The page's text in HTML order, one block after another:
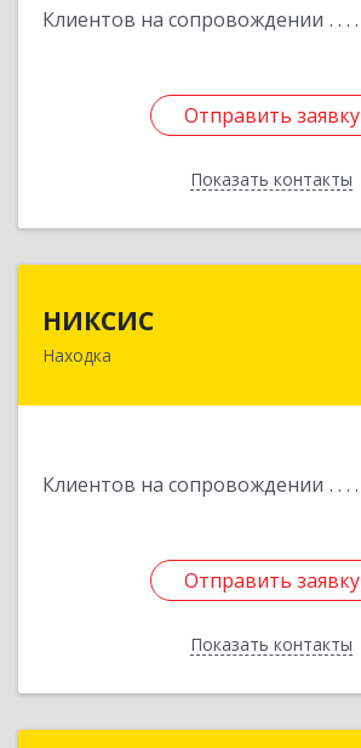
Клиентов на сопровождении
Отправить заявку
Показать контакты
Отправить заявку
Назад
НИКСИС
Находка
Клиентов на сопровождении
Отправить заявку
Показать контакты
Отправить заявку
Назад